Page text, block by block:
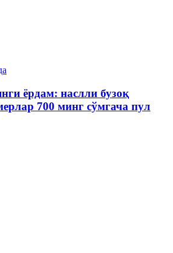
ёрдам: наслли бузоқ
700 минг сўмгача пул